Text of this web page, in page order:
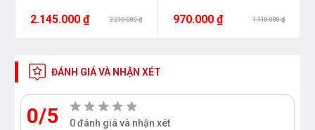
2.145.000 ₫ 2.210.000 ₫ 970.000 ₫ 1.110.000 ₫
ĐÁNH GIÁ VÀ NHẬN XÉT
0/5 0 đánh giá và nhận xét